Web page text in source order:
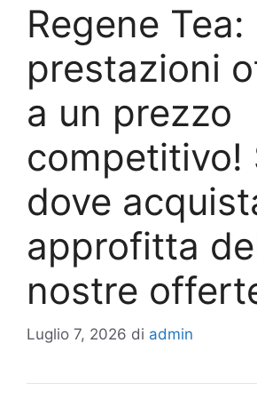
Regene Tea:
prestazioni
a un prezzo
competitivo!
dove
approfitta
nostre
Luglio 7, 2026 di admin